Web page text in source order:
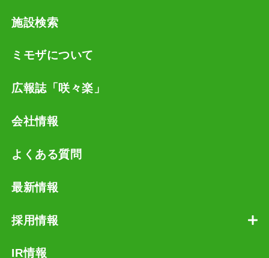
施設検索
ミモザについて
広報誌「咲々楽」
会社情報
よくある質問
最新情報
採用情報
IR情報